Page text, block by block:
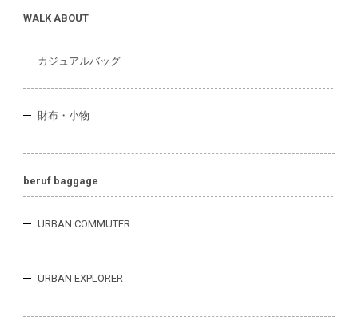
WALK ABOUT
カジュアルバッグ
財布・小物
beruf baggage
URBAN COMMUTER
URBAN EXPLORER